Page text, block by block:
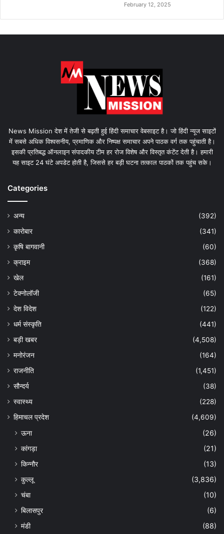
February 12, 2025
News Mission देश में तेजी से बढ़ती हुई हिंदी समाचार वेबसाइट है। जो हिंदी न्यूज साइटों
में सबसे अधिक विश्वसनीय, प्रमाणिक और निष्पक्ष समाचार अपने पाठक वर्ग तक पहुंचाती है।
इसकी प्रतिबद्ध ऑनलाइन संपादकीय टीम हर रोज विशेष और विस्तृत कंटेंट देती है। हमारी
यह साइट 24 घंटे अपडेट होती है, जिससे हर बड़ी घटना तत्काल पाठकों तक पहुंच सके।
Categories
अन्य
(392)
कारोबार
(341)
कृषि बागवानी
(60)
क्राइम
(368)
खेल
(161)
टेक्नोलॉजी
(65)
देश विदेश
(122)
धर्म संस्कृति
(441)
बड़ी खबर
(4,508)
मनोरंजन
(164)
राजनीति
(1,451)
सौन्दर्य
(38)
स्वास्थ्य
(228)
हिमाचल प्रदेश
(4,609)
ऊना
(26)
कांगड़ा
(21)
किन्नौर
(13)
कुल्लू
(3,836)
चंबा
(10)
बिलासपुर
(6)
मंडी
(88)